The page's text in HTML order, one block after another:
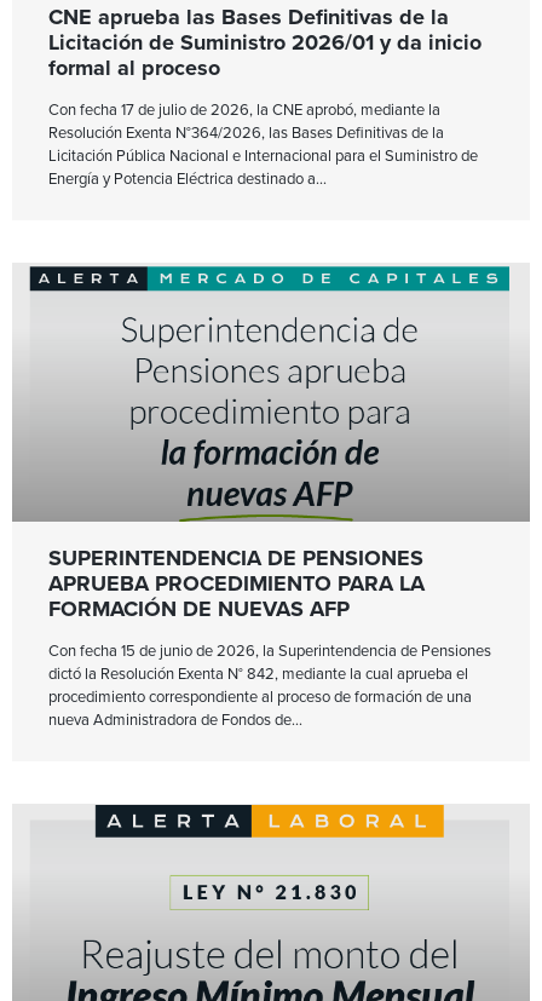
CNE aprueba las Bases Definitivas de la
Licitación de Suministro 2026/01 y da inicio
formal al proceso
Con fecha 17 de julio de 2026, la CNE aprobó, mediante la
Resolución Exenta N°364/2026, las Bases Definitivas de la
Licitación Pública Nacional e Internacional para el Suministro de
Energía y Potencia Eléctrica destinado a
SUPERINTENDENCIA DE PENSIONES
APRUEBA PROCEDIMIENTO PARA LA
FORMACIÓN DE NUEVAS AFP
Con fecha 15 de junio de 2026, la Superintendencia de Pensiones
dictó la Resolución Exenta N° 842, mediante la cual aprueba el
procedimiento correspondiente al proceso de formación de una
nueva Administradora de Fondos de